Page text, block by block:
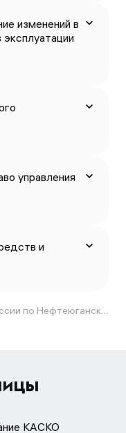
изменений в
управления
и
Отдел Госавтоинспекции ОМВД России по Нефтеюганскому району
КАСКО